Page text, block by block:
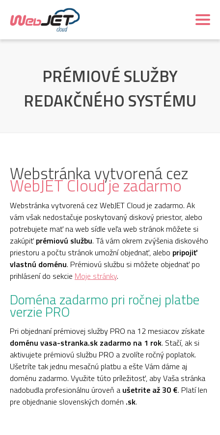
PRÉMIOVÉ SLUŽBY
REDAKČNÉHO SYSTÉMU
Webstránka vytvorená cez
WebJET Cloud je zadarmo
Webstránka vytvorená cez WebJET Cloud je zadarmo. Ak
vám však nedostačuje poskytovaný diskový priestor, alebo
potrebujete mať na web sídle veľa web stránok môžete si
zakúpiť prémiovú službu. Tá vám okrem zvýšenia diskového
priestoru a počtu stránok umožní objednať, alebo pripojiť
vlastnú doménu. Prémiovú službu si môžete objednať po
prihlásení do sekcie Moje stránky.
Doména zadarmo pri ročnej platbe
verzie PRO
Pri objednaní prémiovej služby PRO na 12 mesiacov získate
doménu vasa-stranka.sk zadarmo na 1 rok. Stačí, ak si
aktivujete prémiovú službu PRO a zvolíte ročný poplatok.
Ušetríte tak jednu mesačnú platbu a ešte Vám dáme aj
doménu zadarmo. Využite túto príležitosť, aby Vaša stránka
nadobudla profesionálnu úroveň a ušetrite až 30 €. Platí len
pre objednanie slovenských domén .sk.